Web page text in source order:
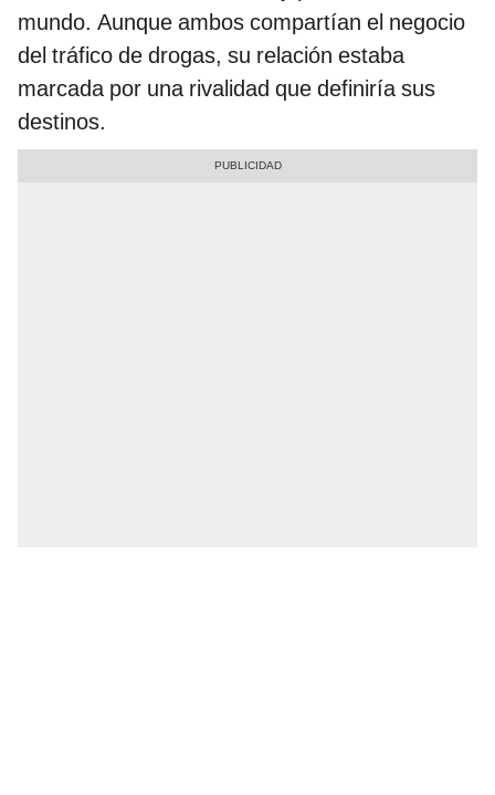
mundo. Aunque ambos compartían el negocio
del tráfico de drogas, su relación estaba
marcada por una rivalidad que definiría sus
destinos.